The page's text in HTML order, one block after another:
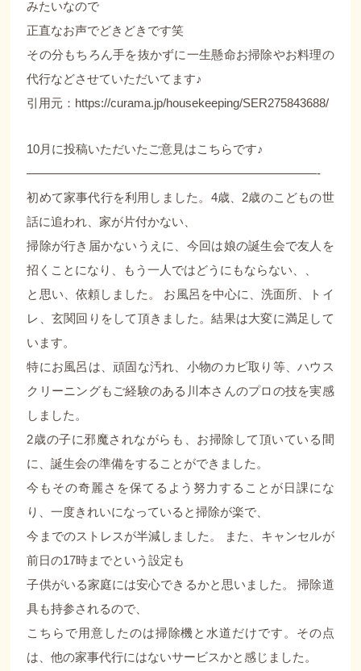
みたいなので
正直なお声でどきどきです笑
その分もちろん手を抜かずに一生懸命お掃除やお料理の
代行などさせていただいてます♪
引用元：https://curama.jp/housekeeping/SER275843688/
10月に投稿いただいたご意見はこちらです♪
————————————————————————-
初めて家事代行を利用しました。4歳、2歳のこどもの世
話に追われ、家が片付かない、
掃除が行き届かないうえに、今回は娘の誕生会で友人を
招くことになり、もう一人ではどうにもならない、、
と思い、依頼しました。 お風呂を中心に、洗面所、トイ
レ、玄関回りをして頂きました。結果は大変に満足して
います。
特にお風呂は、頑固な汚れ、小物のカビ取り等、ハウス
クリーニングもご経験のある川本さんのプロの技を実感
しました。
2歳の子に邪魔されながらも、お掃除して頂いている間
に、誕生会の準備をすることができました。
今もその奇麗さを保てるよう努力することが日課にな
り、一度きれいになっていると掃除が楽で、
今までのストレスが半減しました。 また、キャンセルが
前日の17時までという設定も
子供がいる家庭には安心できるかと思いました。 掃除道
具も持参されるので、
こちらで用意したのは掃除機と水道だけです。その点
は、他の家事代行にはないサービスかと感じました。